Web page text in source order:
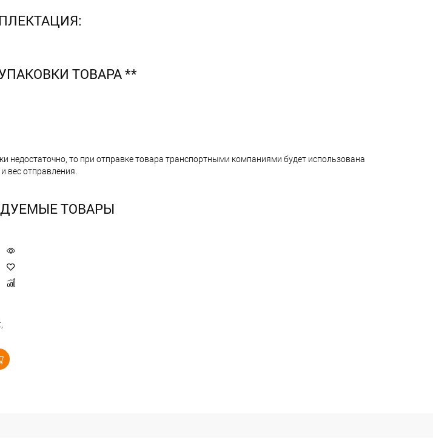
ТОВАРА **
недостаточно, то при отправке товара транспортными компаниями будет использована
вес отправления.
ТОВАРЫ